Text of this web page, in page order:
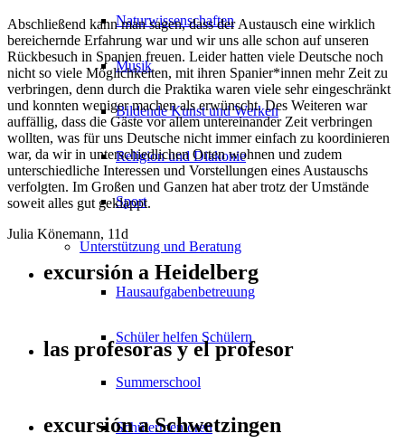
Naturwissenschaften
Musik
Bildende Kunst und Werken
Religion und Diakonie
Sport
Unterstützung und Beratung
Hausaufgabenbetreuung
Schüler helfen Schülern
Summerschool
Schülermentoren
Abschließend kann man sagen, dass der Austausch eine wirklich
bereichernde Erfahrung war und wir uns alle schon auf unseren
Rückbesuch in Spanien freuen. Leider hatten viele Deutsche noch
nicht so viele Möglichkeiten, mit ihren Spanier*innen mehr Zeit zu
verbringen, denn durch die Praktika waren viele sehr eingeschränkt
und konnten weniger machen als erwünscht. Des Weiteren war
auffällig, dass die Gäste vor allem untereinander Zeit verbringen
wollten, was für uns Deutsche nicht immer einfach zu koordinieren
war, da wir in unterschiedlichen Orten wohnen und zudem
unterschiedliche Interessen und Vorstellungen eines Austauschs
verfolgten. Im Großen und Ganzen hat aber trotz der Umstände
soweit alles gut geklappt.
Julia Könemann, 11d
excursión a Heidelberg
las profesoras y el profesor
excursión a Schwetzingen